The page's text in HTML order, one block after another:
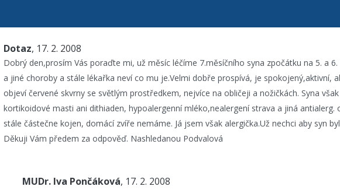
Dotaz, 17. 2. 2008
Dobrý den,prosím Vás poraďte mi, už měsíc léčíme 7.měsíčního syna zpočátku na 5. a
a jiné choroby a stále lékařka neví co mu je.Velmi dobře prospívá, je spokojený,aktivní,
objeví červené skvrny se světlým prostředkem, nejvíce na obličeji a nožičkách. Syna
kortikoidové masti ani dithiaden, hypoalergenní mléko,nealergení strava a jiná antialerg.
stále částečne kojen, domácí zvíře nemáme. Já jsem však alergička.Už nechci aby syn
Děkuji Vám předem za odpověď. Nashledanou Podvalová
MUDr. Iva Pončáková, 17. 2. 2008